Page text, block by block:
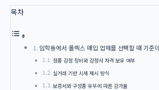
목차
임학동에서 롤렉스 매입 업체를 선택할 때 기준
정품 감정 장비와 감정사 자격 보유 여부
실거래 기반 시세 제시 방식
보증서와 구성품 유무에 따른 감가율